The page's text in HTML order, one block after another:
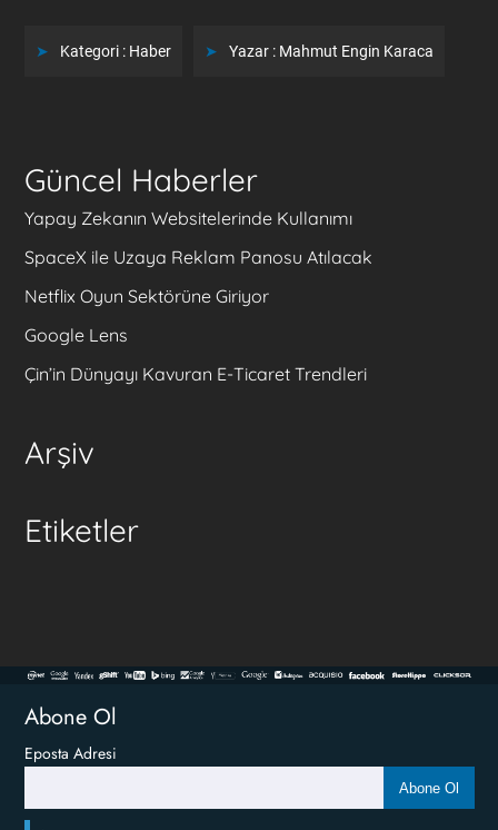
Kategori : Haber Yazar : Mahmut Engin Karaca
Güncel Haberler
Yapay Zekanın Websitelerinde Kullanımı
SpaceX ile Uzaya Reklam Panosu Atılacak
Netflix Oyun Sektörüne Giriyor
Google Lens
Çin’in Dünyayı Kavuran E-Ticaret Trendleri
Arşiv
Etiketler
Abone Ol
Eposta Adresi
Abone Ol